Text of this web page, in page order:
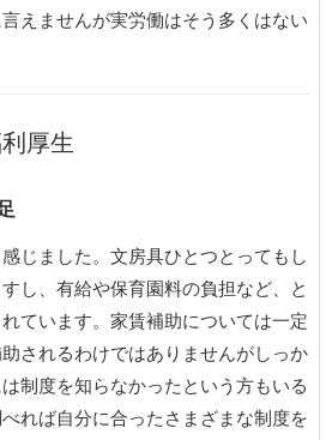
えませんが実労働はそう多くはない
厚生
じました。文房具ひとつとってもし
し、有給や保育園料の負担など、と
ています。家賃補助については一定
されるわけではありませんがしっか
制度を知らなかったという方もいる
れば自分に合ったさまざまな制度を